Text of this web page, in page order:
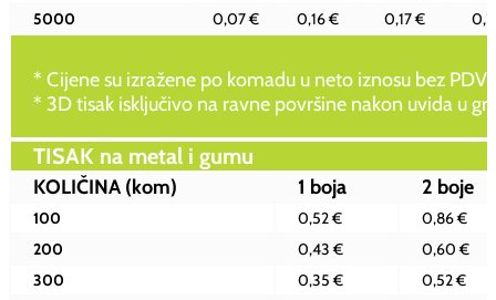
5000
0,07 € 0,16 € 0,17 €
* Cijene su izražene po komadu u neto iznosu bez
* 3D tisak isključivo na ravne površine nakon uvida u
TISAK na metal i gumu
KOLIČINA (kom) 1 boja 2 boje
100 0,52 €
0,86 €
200
0,43 €
0,60 €
300
0,35 €
0,52 €